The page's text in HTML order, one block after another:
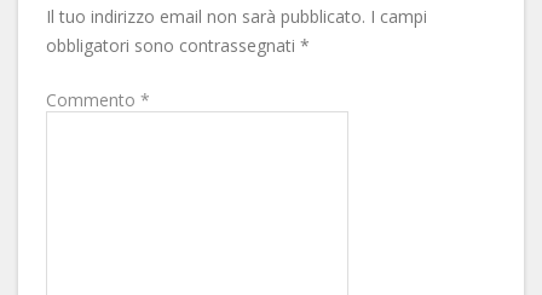
Il tuo indirizzo email non sarà pubblicato. I campi
obbligatori sono contrassegnati *
Commento *